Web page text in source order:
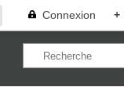
Connexion +